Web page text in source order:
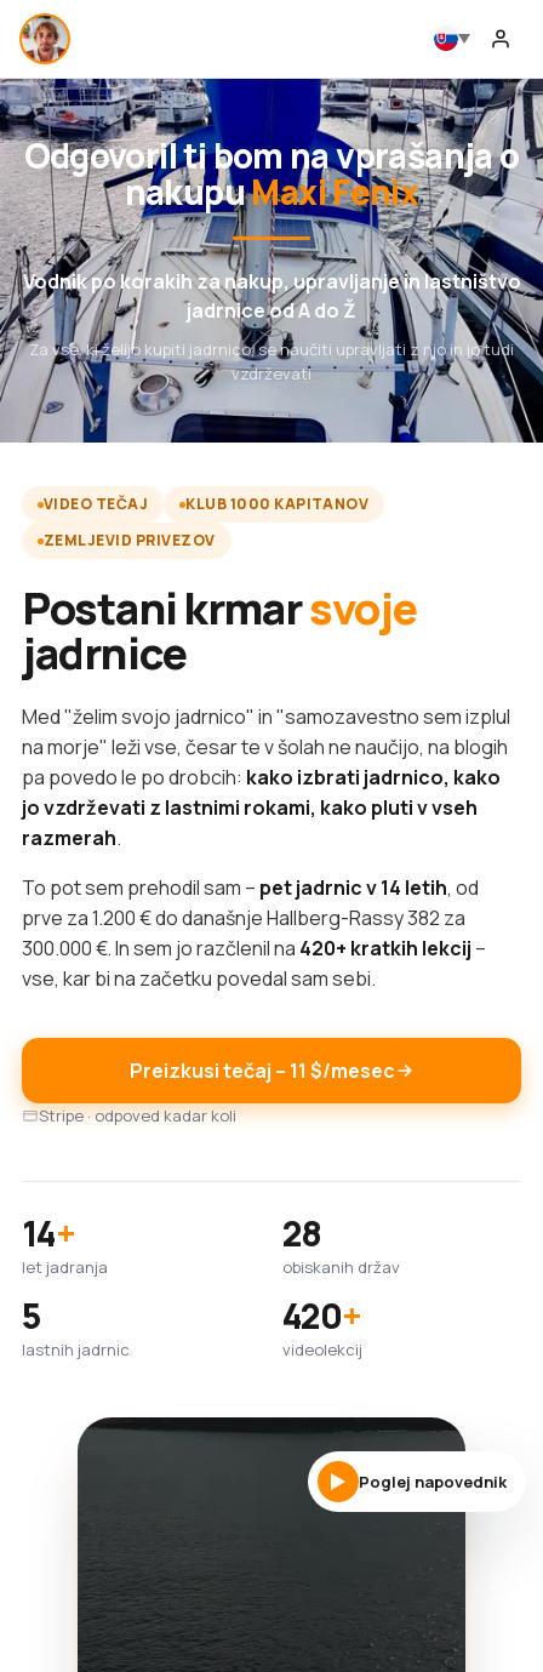
Odgovoril ti bom na vprašanja o
nakupuMaxi Fenix
Vodnik po korakih za nakup, upravljanje in lastništvo
jadrnice od A do Ž
Za vse, ki želijo kupiti jadrnico, se naučiti upravljati z njo in jo tudi
vzdrževati
VIDEO TEČAJ
KLUB 1000 KAPITANOV
ZEMLJEVID PRIVEZOV
Postani krmarsvoje
jadrnice
Med "želim svojo jadrnico" in "samozavestno sem izplul
na morje" leži vse, česar te v šolah ne naučijo, na blogih
pa povedo le po drobcih: kako izbrati jadrnico, kako
jo vzdrževati z lastnimi rokami, kako pluti v vseh
razmerah.
To pot sem prehodil sam – pet jadrnic v 14 letih, od
prve za 1.200 € do današnje Hallberg-Rassy 382 za
300.000 €. In sem jo razčlenil na 420+ kratkih lekcij –
vse, kar bi na začetku povedal sam sebi.
Preizkusi tečaj – 11 $/mesec
Stripe · odpoved kadar koli
14+
let jadranja
28
obiskanih držav
5
lastnih jadrnic
420+
videolekcij
Poglej napovednik